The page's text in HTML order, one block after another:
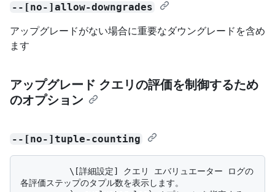
--[no-]allow-downgrades
アップグレードがない場合に重要なダウングレードを含め
ます
アップグレード クエリの評価を制御するため
のオプション
--[no-]tuple-counting
各評価ステップのタプル数を表示します。